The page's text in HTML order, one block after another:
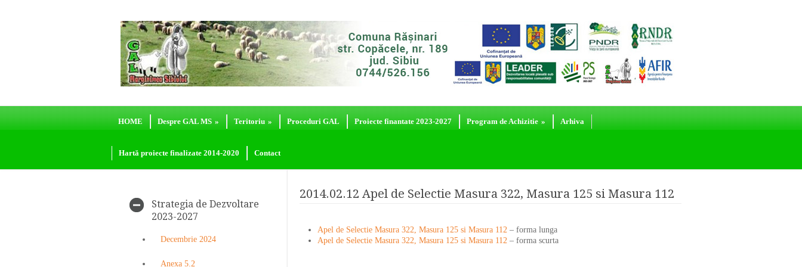
HOME Despre GAL MS » Teritoriu » Proceduri GAL Proiecte finantate 2023-2027 Program de Achizitie » Arhiva
Hartă proiecte finalizate 2014-2020 Contact
2014.02.12 Apel de Selectie Masura 322, Masura 125 si Masura 112
Apel de Selectie Masura 322, Masura 125 si Masura 112 – forma lunga
Apel de Selectie Masura 322, Masura 125 si Masura 112 – forma scurta
Strategia de Dezvoltare
2023-2027
Decembrie 2024
Anexa 5.2